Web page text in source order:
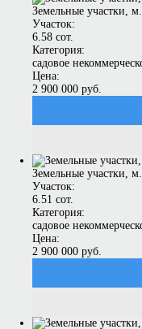
Земельные
Участок:
6.58 сот.
Категория:
садовое
Цена:
2 900 000 руб.
Земельные
Участок:
6.51 сот.
Категория:
садовое
Цена:
2 900 000 руб.